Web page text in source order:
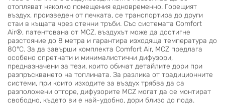
отопляват няколко помещения едновременно. Горещият
въздух, произведен от печката, се транспортира до други
стаи в къщата чрез стенни тръби. Със системата Comfort
Air®, патентована от MCZ, въздухът може да достигне
разстояние до 8 метра и гарантира изходяща температура до
80°C. За да завърши комплекта Comfort Air, MCZ предлага
особено спретнати и минималистични дифузори,
предназначени за тези, които обичат детайлите дори при
разпръскването на топлината. За разлика от традиционните
системи, при които изходите за въздух трябва да са
разположени отгоре, дифузорите MCZ могат да се монтират
свободно, където ви е най-удобно, дори близо до пода.